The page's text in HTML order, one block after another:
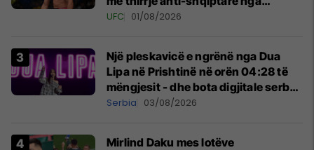
tribunat
UFC 01/08/2026
Një pleskavicë e ngrënë nga Dua
Lipa në Prishtinë në orën 04:28 të
mëngjesit - dhe bota digjitale serbe
shpall gjendjen e luftës
Serbia 03/08/2026
Mirlind Daku mes lotëve